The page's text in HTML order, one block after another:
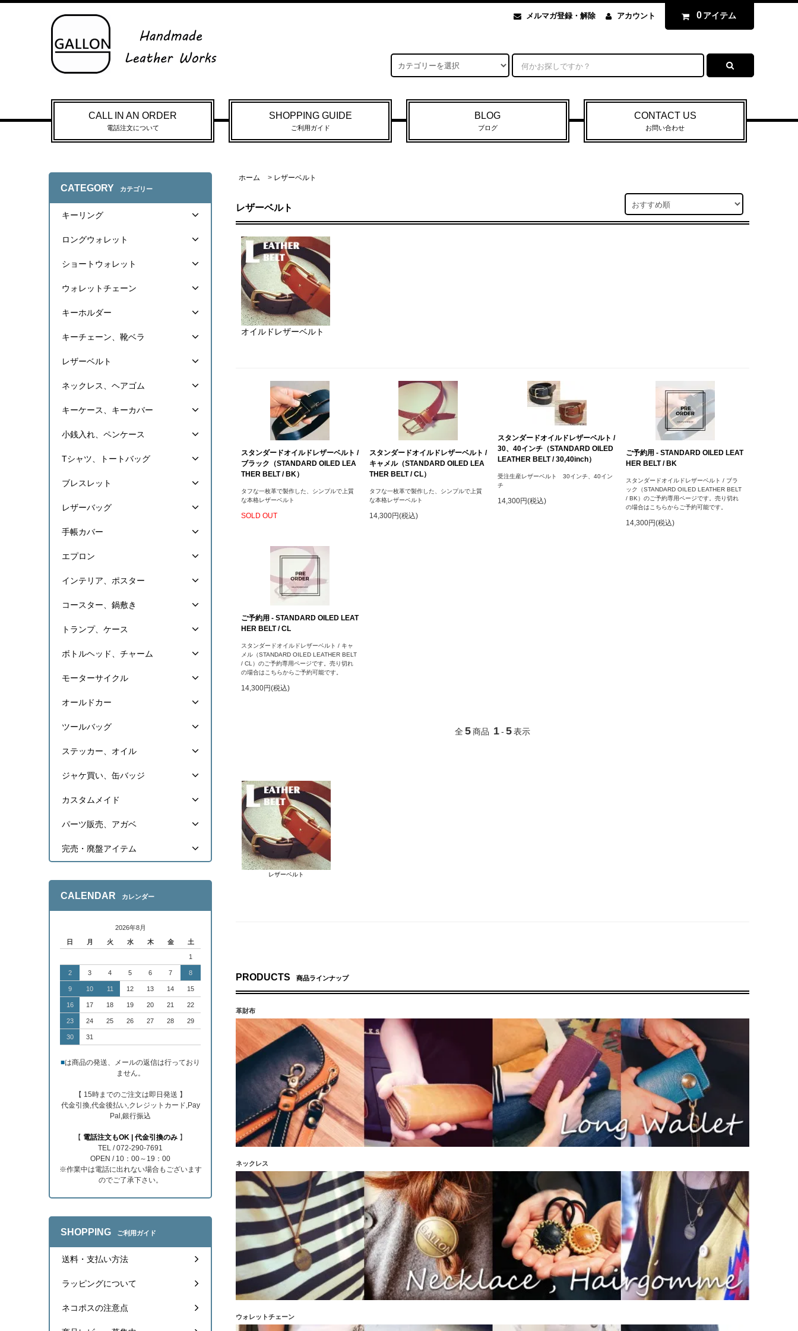
メルマガ登録・解除 アカウント 0 アイテム
CALL IN AN ORDER
電話注文について
SHOPPING GUIDE
ご利用ガイド
BLOG
ブログ
CONTACT US
お問い合わせ
ホーム > レザーベルト
レザーベルト
オイルドレザーベルト
スタンダードオイルドレザーベルト /
ブラック（STANDARD OILED LEA
THER BELT / BK）
タフな一枚革で製作した、シンプルで上質
な本格レザーベルト
SOLD OUT
スタンダードオイルドレザーベルト /
キャメル（STANDARD OILED LEA
THER BELT / CL）
タフな一枚革で製作した、シンプルで上質
な本格レザーベルト
14,300円(税込)
スタンダードオイルドレザーベルト /
30、40インチ（STANDARD OILED
LEATHER BELT / 30,40inch）
受注生産レザーベルト 30インチ、40イン
チ
14,300円(税込)
ご予約用 - STANDARD OILED LEAT
HER BELT / BK
スタンダードオイルドレザーベルト / ブラ
ック（STANDARD OILED LEATHER BELT
/ BK）のご予約専用ページです。売り切れ
の場合はこちらからご予約可能です。
14,300円(税込)
ご予約用 - STANDARD OILED LEAT
HER BELT / CL
スタンダードオイルドレザーベルト / キャ
メル（STANDARD OILED LEATHER BELT
/ CL）のご予約専用ページです。売り切れ
の場合はこちらからご予約可能です。
14,300円(税込)
全5商品 1- 5表示
レザーベルト
PRODUCTS 商品ラインナップ
革財布
ネックレス
ウォレットチェーン
CATEGORY カテゴリー
キーリング
ロングウォレット
ショートウォレット
ウォレットチェーン
キーホルダー
キーチェーン、靴ベラ
レザーベルト
ネックレス、ヘアゴム
キーケース、キーカバー
小銭入れ、ペンケース
Tシャツ、トートバッグ
ブレスレット
レザーバッグ
手帳カバー
エプロン
インテリア、ポスター
コースター、鍋敷き
トランプ、ケース
ボトルヘッド、チャーム
モーターサイクル
オールドカー
ツールバッグ
ステッカー、オイル
ジャケ買い、缶バッジ
カスタムメイド
パーツ販売、アガベ
完売・廃盤アイテム
CALENDAR カレンダー
2026年8月
日
月 火 水 木 金 土
1
2 3 4 5 6 7 8
9 10 11 12 13 14 15
16 17 18 19 20 21 22
23 24 25 26 27 28 29
30 31
■は商品の発送、メールの返信は行っており
ません。
【 15時までのご注文は即日発送 】
代金引換,代金後払い,クレジットカード,Pay
Pal,銀行振込
【 電話注文もOK | 代金引換のみ 】
TEL / 072-290-7691
OPEN / 10：00～19：00
※作業中は電話に出れない場合もございます
のでご了承下さい。
SHOPPING ご利用ガイド
送料・支払い方法
ラッピングについて
ネコポスの注意点